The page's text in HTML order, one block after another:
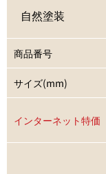
自然塗装
商品番号
サイズ(mm)
インターネット特価